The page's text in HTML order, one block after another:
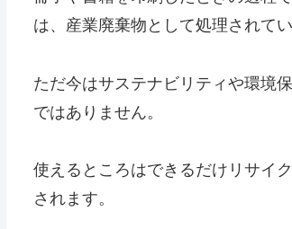
は、産業廃棄物として処理されてい
ただ今はサステナビリティや環境
ではありません。
使えるところはできるだけリサイ
されます。